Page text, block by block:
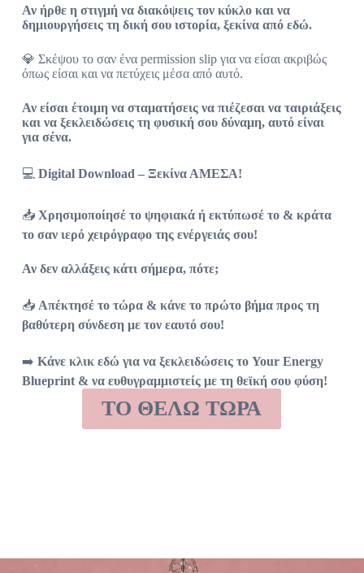
Αν ήρθε η στιγμή να διακόψεις τον κύκλο και να
δημιουργήσεις τη δική σου ιστορία, ξεκίνα από εδώ.
💎 Σκέψου το σαν ένα permission slip για να είσαι ακριβώς
όπως είσαι και να πετύχεις μέσα από αυτό.
Αν είσαι έτοιμη να σταματήσεις να πιέζεσαι να ταιριάξεις
και να ξεκλειδώσεις τη φυσική σου δύναμη, αυτό είναι
για σένα.
💻 Digital Download – Ξεκίνα ΑΜΕΣΑ!
📥 Χρησιμοποίησέ το ψηφιακά ή εκτύπωσέ το & κράτα
το σαν ιερό χειρόγραφο της ενέργειάς σου!
Αν δεν αλλάξεις κάτι σήμερα, πότε;
📥 Απέκτησέ το τώρα & κάνε το πρώτο βήμα προς τη
βαθύτερη σύνδεση με τον εαυτό σου!
➡️ Κάνε κλικ εδώ για να ξεκλειδώσεις το Your Energy
Blueprint & να ευθυγραμμιστείς με τη θεϊκή σου φύση!
ΤΟ ΘΕΛΩ ΤΩΡΑ